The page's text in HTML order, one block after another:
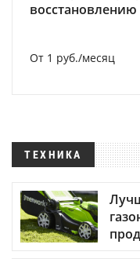
От 1 руб./месяц
ТЕХНИКА